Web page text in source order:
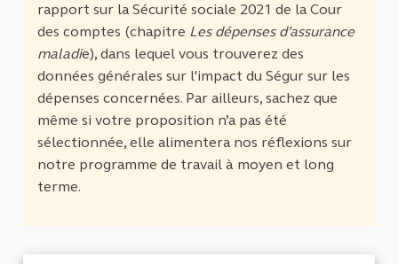
rapport sur la Sécurité sociale 2021 de la Cour
des comptes (chapitre Les dépenses d’assurance
maladie), dans lequel vous trouverez des
données générales sur l'impact du Ségur sur les
dépenses concernées. Par ailleurs, sachez que
même si votre proposition n’a pas été
sélectionnée, elle alimentera nos réflexions sur
notre programme de travail à moyen et long
terme.